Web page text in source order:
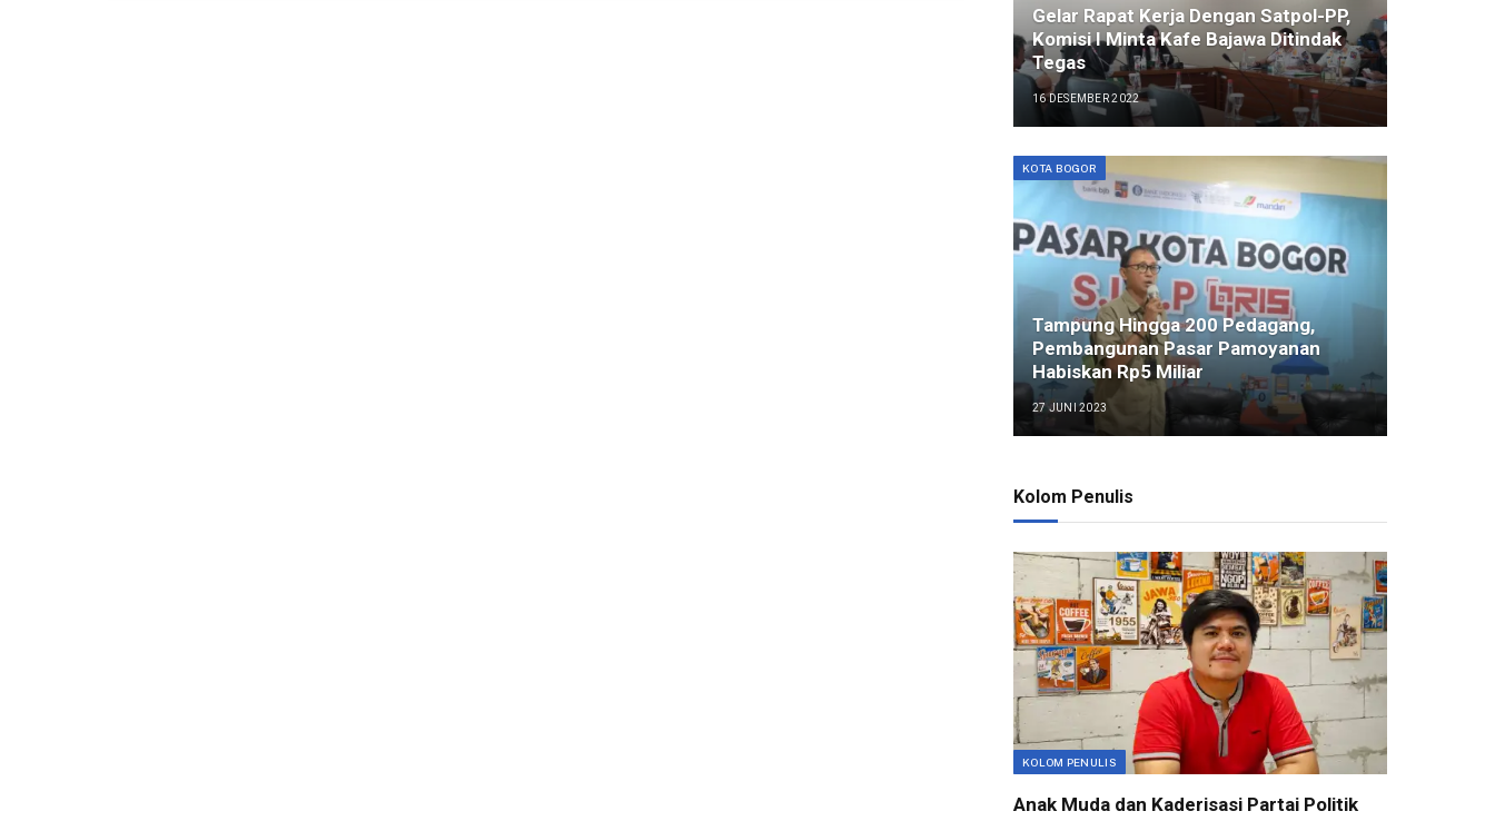
Gelar Rapat Kerja Dengan Satpol-PP,
Komisi I Minta Kafe Bajawa Ditindak
Tegas
16 DESEMBER 2022
KOTA BOGOR
Tampung Hingga 200 Pedagang,
Pembangunan Pasar Pamoyanan
Habiskan Rp5 Miliar
27 JUNI 2023
Kolom Penulis
KOLOM PENULIS
Anak Muda dan Kaderisasi Partai Politik